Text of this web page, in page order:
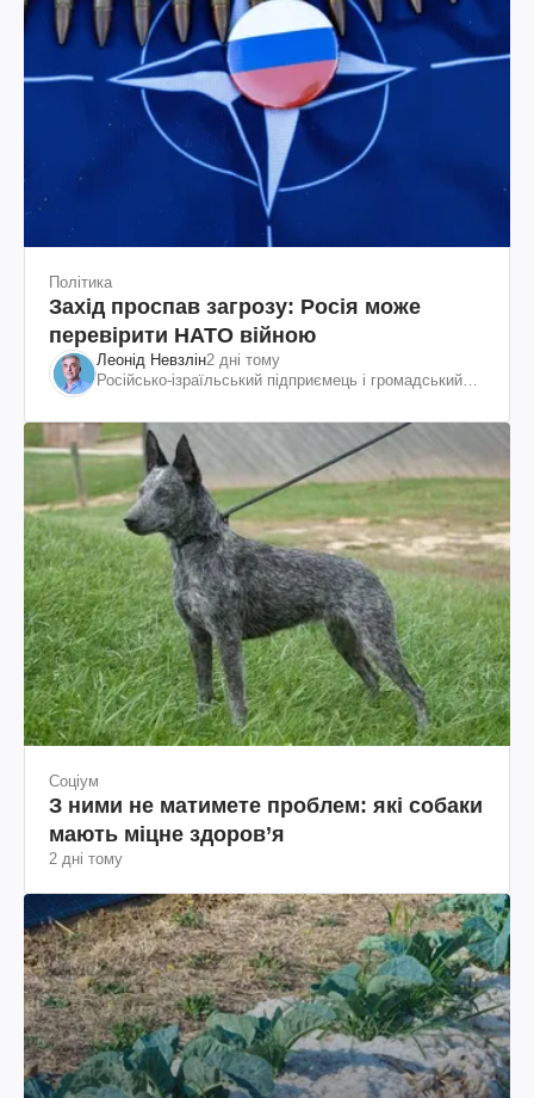
Політика
Захід проспав загрозу: Росія може
перевірити НАТО війною
Леонід Невзлін2 дні тому
Російсько-ізраїльський підприємець і громадський
Соціум
З ними не матимете проблем: які собаки
мають міцне здоров’я
2 дні тому